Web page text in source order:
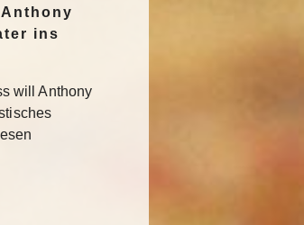
ins
will Anthony